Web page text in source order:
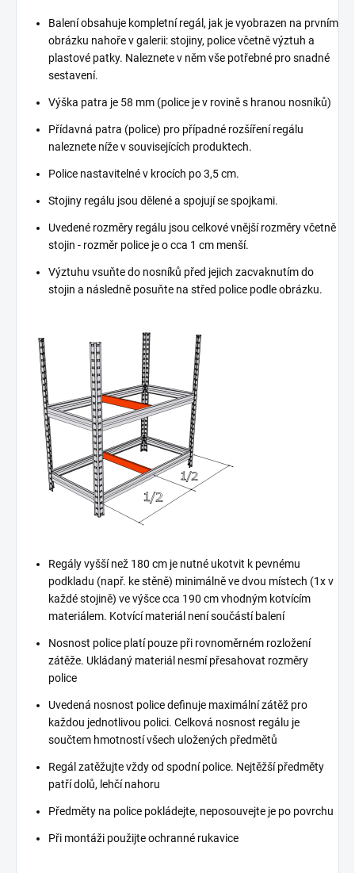
Balení obsahuje kompletní regál, jak je vyobrazen na prvním
obrázku nahoře v galerii: stojiny, police včetně výztuh a
plastové patky. Naleznete v něm vše potřebné pro snadné
sestavení.
Výška patra je 58 mm (police je v rovině s hranou nosníků)
Přídavná patra (police) pro případné rozšíření regálu
naleznete níže v souvisejících produktech.
Police nastavitelné v krocích po 3,5 cm.
Stojiny regálu jsou dělené a spojují se spojkami.
Uvedené rozměry regálu jsou celkové vnější rozměry včetně
stojin - rozměr police je o cca 1 cm menší.
Výztuhu vsuňte do nosníků před jejich zacvaknutím do
stojin a následně posuňte na střed police podle obrázku.
Regály vyšší než 180 cm je nutné ukotvit k pevnému
podkladu (např. ke stěně) minimálně ve dvou místech (1x v
každé stojině) ve výšce cca 190 cm vhodným kotvícím
materiálem. Kotvící materiál není součástí balení
Nosnost police platí pouze při rovnoměrném rozložení
zátěže. Ukládaný materiál nesmí přesahovat rozměry
police
Uvedená nosnost police definuje maximální zátěž pro
každou jednotlivou polici. Celková nosnost regálu je
součtem hmotností všech uložených předmětů
Regál zatěžujte vždy od spodní police. Nejtěžší předměty
patří dolů, lehčí nahoru
Předměty na police pokládejte, neposouvejte je po povrchu
Při montáži použijte ochranné rukavice